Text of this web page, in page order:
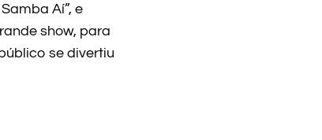
Aí”, e
show, para
se divertiu